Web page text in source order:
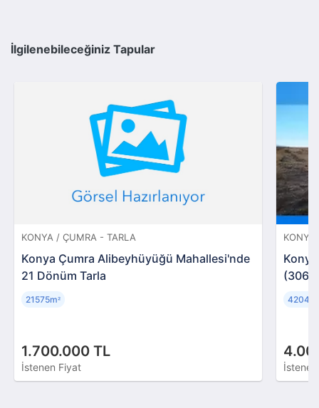
İlgilenebileceğiniz Tapular
KONYA / ÇUMRA - TARLA
Konya Çumra Alibeyhüyüğü Mahallesi'nde
21 Dönüm Tarla
1.700.000 TL
İstenen Fiyat
21575m²
KONYA